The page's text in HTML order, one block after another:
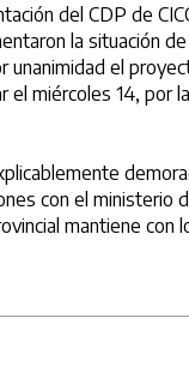
del CDP de
la situación
el
miércoles 14,
con el
mantiene con